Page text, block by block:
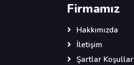
Firmamız
Hakkımızda
İletişim
Şartlar Koşullar